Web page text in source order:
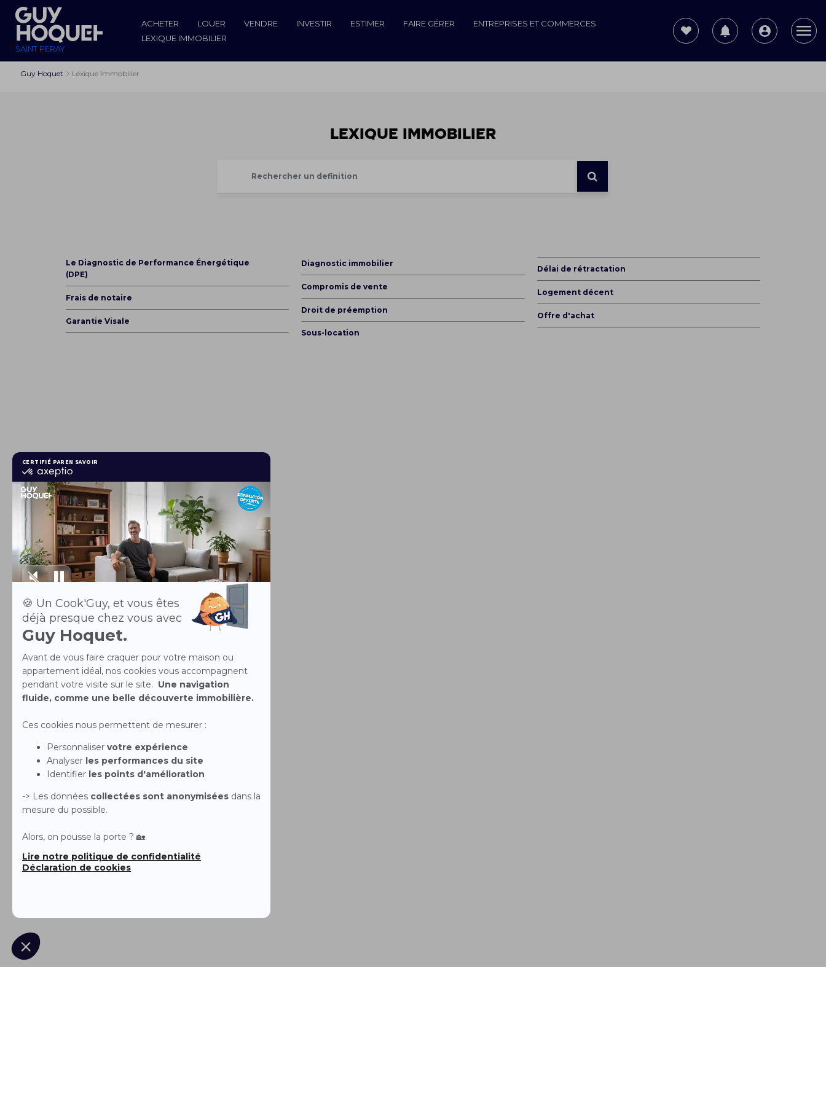
SAINT PERAY
ACHETER LOUER VENDRE INVESTIR ESTIMER FAIRE GÉRER
ENTREPRISES ET COMMERCES
LEXIQUE IMMOBILIER
Guy Hoquet Lexique Immobilier
Lexique Immobilier
Le Diagnostic de Performance Énergétique
(DPE)
Frais de notaire
Garantie Visale
Diagnostic immobilier
Compromis de vente
Droit de préemption
Sous-location
Délai de rétractation
Logement décent
Offre d'achat